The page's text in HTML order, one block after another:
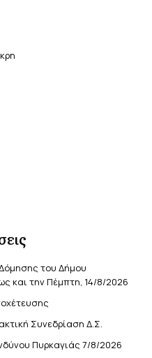
του Δήμου
και την Πέμπτη, 14/8/2026
Συνεδρίαση Δ.Σ.
Πυρκαγιάς 7/8/2026